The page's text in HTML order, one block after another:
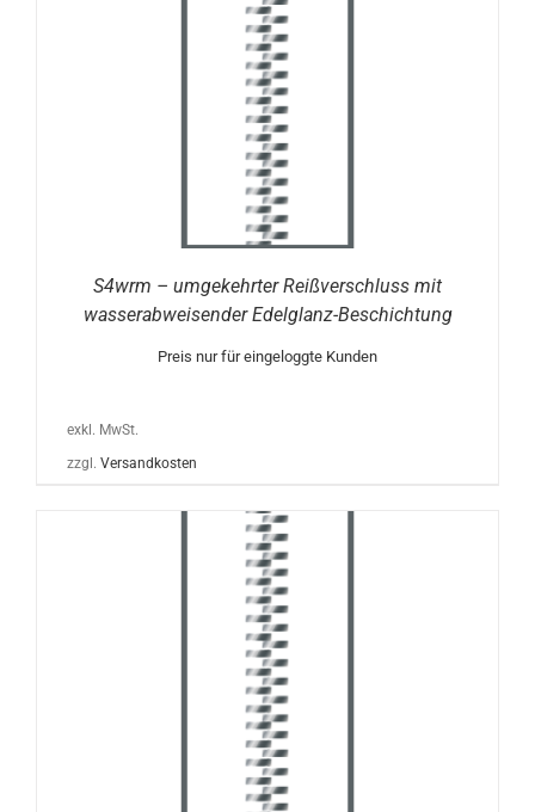
S4wrm – umgekehrter Reißverschluss mit
wasserabweisender Edelglanz-Beschichtung
Preis nur für eingeloggte Kunden
exkl. MwSt.
zzgl. Versandkosten